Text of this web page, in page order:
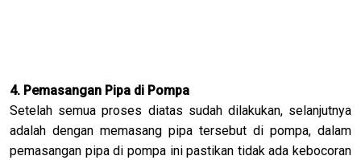
4. Pemasangan Pipa di Pompa
Setelah semua proses diatas sudah dilakukan, selanjutnya
adalah dengan memasang pipa tersebut di pompa, dalam
pemasangan pipa di pompa ini pastikan tidak ada kebocoran